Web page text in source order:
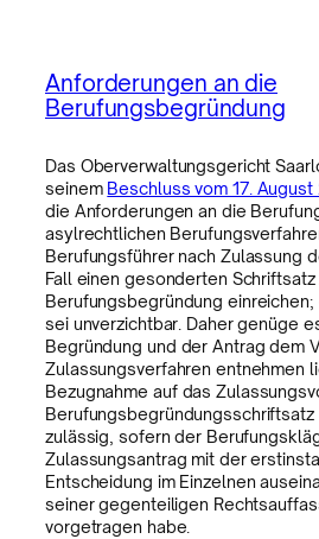
Anforderungen an die
Berufungsbegründung
Das Oberverwaltungsgericht
seinem Beschluss vom 17.
die Anforderungen an die
asylrechtlichen
Berufungsführer nach Zulassung
Fall einen gesonderten Schriftsatz
Berufungsbegründung
sei unverzichtbar. Daher genüge
Begründung und der Antrag dem
Zulassungsverfahren entnehmen
Bezugnahme auf das
zulässig, sofern der
Zulassungsantrag mit der
Entscheidung im Einzelnen
seiner gegenteiligen
vorgetragen habe.